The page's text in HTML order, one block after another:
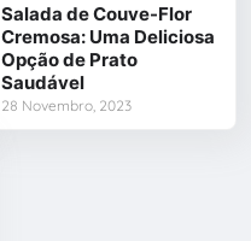
Salada de Couve-Flor
Cremosa: Uma Deliciosa
Opção de Prato
Saudável
28 Novembro, 2023